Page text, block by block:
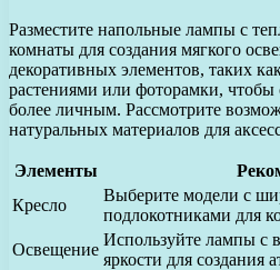
Разместите напольные лампы с
комнаты для создания мягкого
декоративных элементов, таких
растениями или фоторамки, чтобы
более личным. Рассмотрите
натуральных материалов для
Элементы
Кресло
Выберите модели с
подлокотниками для
Освещение
Используйте лампы с
яркости для создания